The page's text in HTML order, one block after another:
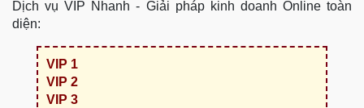
Dịch vụ VIP Nhanh - Giải pháp kinh doanh Online toàn
diện:
VIP 1
VIP 2
VIP 3